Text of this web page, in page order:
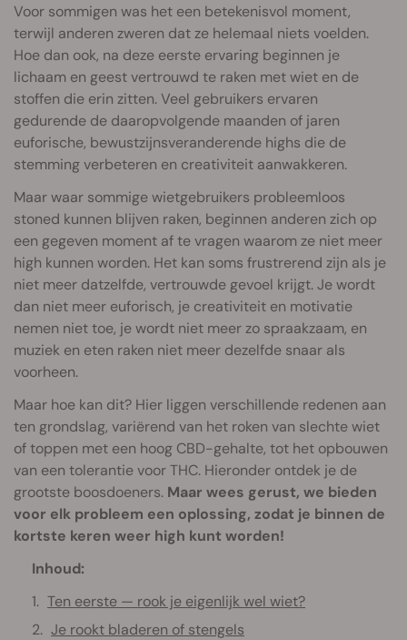
Voor sommigen was het een betekenisvol moment,
terwijl anderen zweren dat ze helemaal niets voelden.
Hoe dan ook, na deze eerste ervaring beginnen je
lichaam en geest vertrouwd te raken met wiet en de
stoffen die erin zitten. Veel gebruikers ervaren
gedurende de daaropvolgende maanden of jaren
euforische, bewustzijnsveranderende highs die de
stemming verbeteren en creativiteit aanwakkeren.
Maar waar sommige wietgebruikers probleemloos
stoned kunnen blijven raken, beginnen anderen zich op
een gegeven moment af te vragen waarom ze niet meer
high kunnen worden. Het kan soms frustrerend zijn als je
niet meer datzelfde, vertrouwde gevoel krijgt. Je wordt
dan niet meer euforisch, je creativiteit en motivatie
nemen niet toe, je wordt niet meer zo spraakzaam, en
muziek en eten raken niet meer dezelfde snaar als
voorheen.
Maar hoe kan dit? Hier liggen verschillende redenen aan
ten grondslag, variërend van het roken van slechte wiet
of toppen met een hoog CBD-gehalte, tot het opbouwen
van een tolerantie voor THC. Hieronder ontdek je de
grootste boosdoeners. Maar wees gerust, we bieden
voor elk probleem een oplossing, zodat je binnen de
kortste keren weer high kunt worden!
Inhoud:
Ten eerste — rook je eigenlijk wel wiet?
Je rookt bladeren of stengels